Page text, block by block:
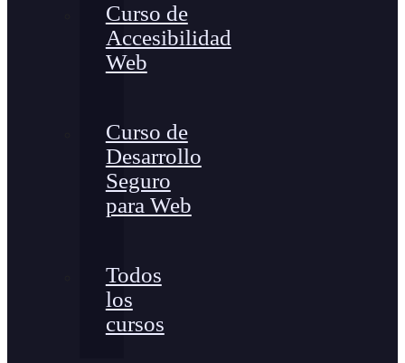
Curso de
Accesibilidad
Web
Curso de
Desarrollo
Seguro
para Web
Todos
los
cursos